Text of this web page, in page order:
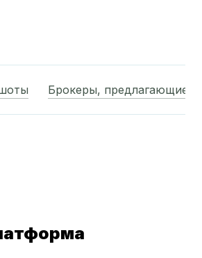
Брокеры, предлагающие